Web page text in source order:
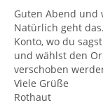
Guten Abend
Natürlich geht
Konto, wo du
und wählst den
verschoben
Viele Grüße
Rothaut